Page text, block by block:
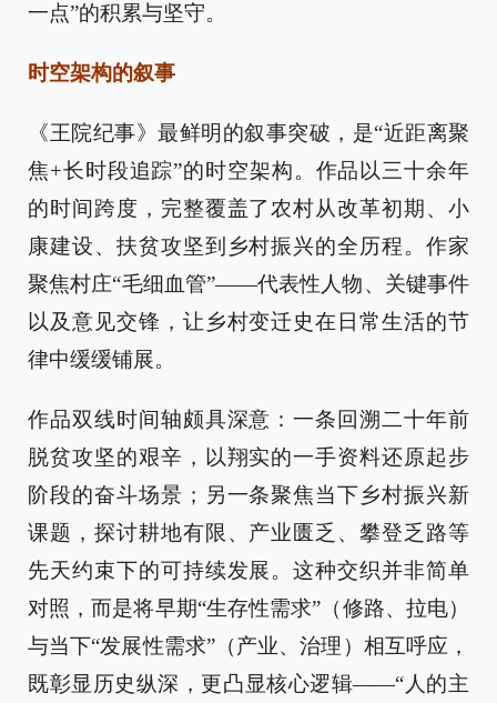
一点”的积累与坚守。
时空架构的叙事
《王院纪事》最鲜明的叙事突破，是“近距离聚
焦+长时段追踪”的时空架构。作品以三十余年
的时间跨度，完整覆盖了农村从改革初期、小
康建设、扶贫攻坚到乡村振兴的全历程。作家
聚焦村庄“毛细血管”——代表性人物、关键事件
以及意见交锋，让乡村变迁史在日常生活的节
律中缓缓铺展。
作品双线时间轴颇具深意：一条回溯二十年前
脱贫攻坚的艰辛，以翔实的一手资料还原起步
阶段的奋斗场景；另一条聚焦当下乡村振兴新
课题，探讨耕地有限、产业匮乏、攀登乏路等
先天约束下的可持续发展。这种交织并非简单
对照，而是将早期“生存性需求”（修路、拉电）
与当下“发展性需求”（产业、治理）相互呼应，
既彰显历史纵深，更凸显核心逻辑——“人的主